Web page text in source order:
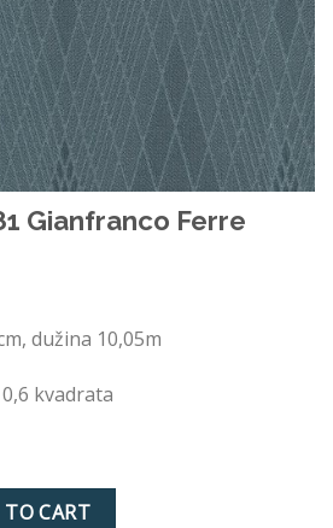
Gianfranco Ferre
dužina 10,05m
kvadrata
Ferre quantity
CART